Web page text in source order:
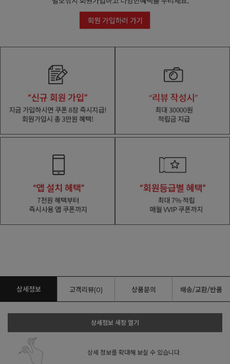
상세정보 고객리뷰(0) 상품문의 배송/교환/반품
상세정보 새창 열기
상세 정보를 확대해 보실 수 있습니다.